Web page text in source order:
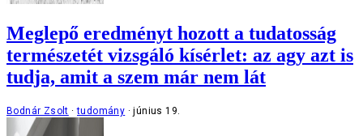
Meglepő eredményt hozott a tudatosság
természetét vizsgáló kísérlet: az agy azt is
tudja, amit a szem már nem lát
Bodnár Zsolt tudomány június 19.